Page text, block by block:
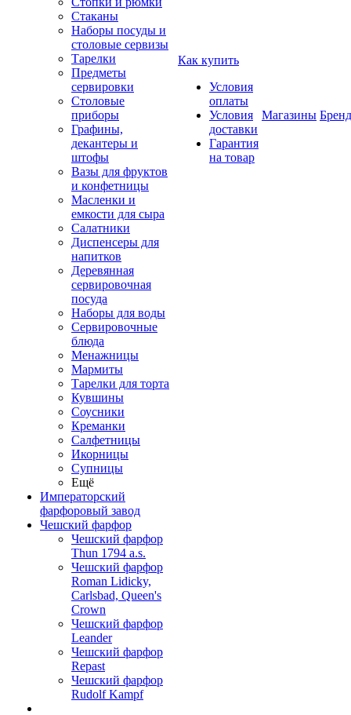
Стаканы
Наборы посуды и
столовые сервизы
Тарелки
Предметы
сервировки
Столовые
приборы
Графины,
декантеры и
штофы
Вазы для фруктов
и конфетницы
Масленки и
емкости для сыра
Салатники
Диспенсеры для
напитков
Деревянная
сервировочная
посуда
Наборы для воды
Сервировочные
блюда
Менажницы
Мармиты
Тарелки для торта
Кувшины
Соусники
Креманки
Салфетницы
Икорницы
Супницы
Ещё
Императорский
фарфоровый завод
Чешский фарфор
Чешский фарфор
Thun 1794 a.s.
Чешский фарфор
Roman Lidicky,
Carlsbad, Queen's
Crown
Чешский фарфор
Leander
Чешский фарфор
Repast
Чешский фарфор
Rudolf Kampf
Как купить
Условия
оплаты
Условия
доставки
Гарантия
на товар
Магазины